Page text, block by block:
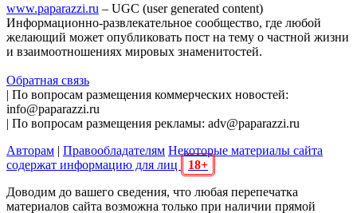
www.paparazzi.ru – UGC (user generated content)
Информационно-развлекательное сообщество, где любой
желающий может опубликовать пост на тему о частной жизни
и взаимоотношениях мировых знаменитостей.
Обратная связь
| По вопросам размещения коммерческих новостей:
info@paparazzi.ru
| По вопросам размещения рекламы: adv@paparazzi.ru
Авторам | Правообладателям Некоторые материалы сайта
содержат информацию для лиц
18+
Доводим до вашего сведения, что любая перепечатка
материалов сайта возможна только при наличии прямой